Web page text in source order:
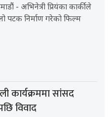
- अभिनेत्री प्रियंका कार्कीले
पटक निर्माण गरेको फिल्म
कार्यक्रममा सांसद
विवाद